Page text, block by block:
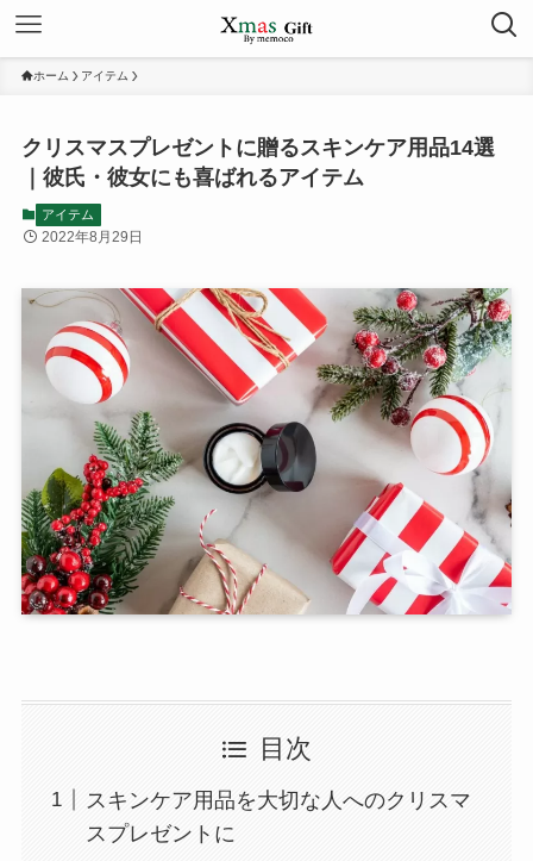
ホーム アイテム
クリスマスプレゼントに贈るスキンケア用品14選
｜彼氏・彼女にも喜ばれるアイテム
アイテム
2022年8月29日
目次
スキンケア用品を大切な人へのクリスマ
スプレゼントに